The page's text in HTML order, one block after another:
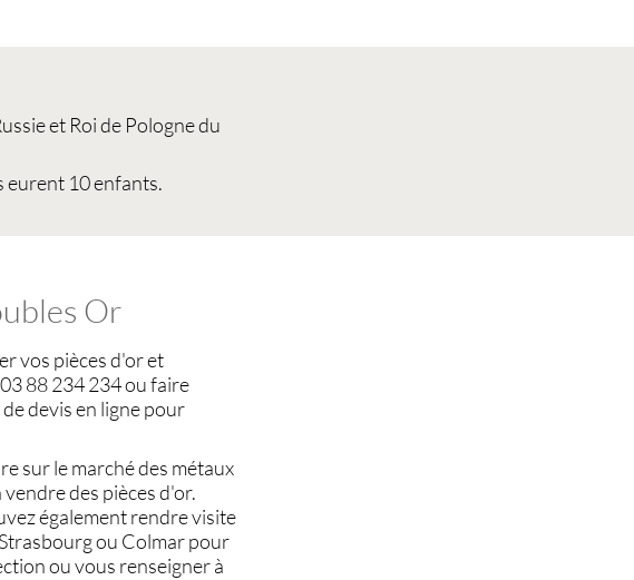
et Roi de Pologne du
eurent 10 enfants.
Or
vos pièces d'or et
88 234 234 ou faire
devis en ligne pour
sur lemarché des métaux
vendre des pièces d'or.
également rendre visite
Strasbourgou Colmarpour
ou vous renseigner à